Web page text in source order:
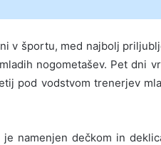
v športu, med najbolj
nogometašev. Pet dni
pod vodstvom trenerjev
je namenjen dečkom in